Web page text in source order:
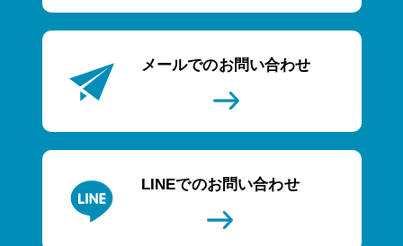
メールでのお問い合わせ
LINEでのお問い合わせ